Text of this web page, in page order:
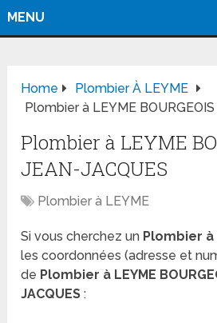
MENU
Home
Plombier À LEYME
Plombier à LEYME
Plombier à LEYME
JEAN-JACQUES
Plombier à LEYME
Si vous cherchez un Plombier à
les coordonnées (adresse et
de Plombier à LEYME
JACQUES: